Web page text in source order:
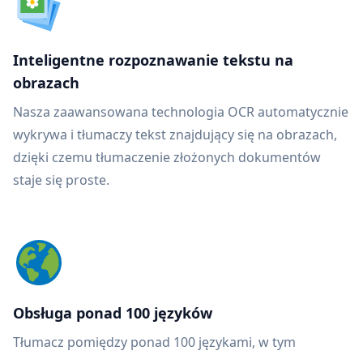
Inteligentne rozpoznawanie tekstu na
obrazach
Nasza zaawansowana technologia OCR automatycznie
wykrywa i tłumaczy tekst znajdujący się na obrazach,
dzięki czemu tłumaczenie złożonych dokumentów
staje się proste.
Obsługa ponad 100 języków
Tłumacz pomiędzy ponad 100 językami, w tym